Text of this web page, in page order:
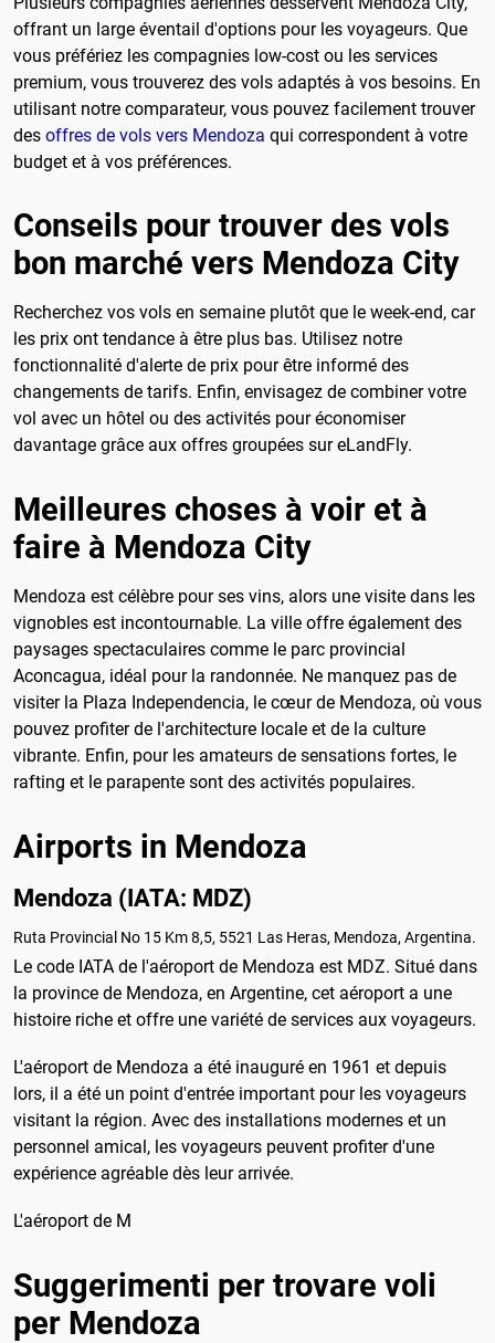
offrant un large éventail d'options pour les voyageurs. Que
vous préfériez les compagnies low-cost ou les services
premium, vous trouverez des vols adaptés à vos besoins. En
utilisant notre comparateur, vous pouvez facilement trouver
des offres de vols vers Mendoza qui correspondent à votre
budget et à vos préférences.
Conseils pour trouver des vols
bon marché vers Mendoza City
Recherchez vos vols en semaine plutôt que le week-end, car
les prix ont tendance à être plus bas. Utilisez notre
fonctionnalité d'alerte de prix pour être informé des
changements de tarifs. Enfin, envisagez de combiner votre
vol avec un hôtel ou des activités pour économiser
davantage grâce aux offres groupées sur eLandFly.
Meilleures choses à voir et à
faire à Mendoza City
Mendoza est célèbre pour ses vins, alors une visite dans les
vignobles est incontournable. La ville offre également des
paysages spectaculaires comme le parc provincial
Aconcagua, idéal pour la randonnée. Ne manquez pas de
visiter la Plaza Independencia, le cœur de Mendoza, où vous
pouvez profiter de l'architecture locale et de la culture
vibrante. Enfin, pour les amateurs de sensations fortes, le
rafting et le parapente sont des activités populaires.
Airports in Mendoza
Mendoza (IATA: MDZ)
Ruta Provincial No 15 Km 8,5, 5521 Las Heras, Mendoza, Argentina.
Le code IATA de l'aéroport de Mendoza est MDZ. Situé dans
la province de Mendoza, en Argentine, cet aéroport a une
histoire riche et offre une variété de services aux voyageurs.
L'aéroport de Mendoza a été inauguré en 1961 et depuis
lors, il a été un point d'entrée important pour les voyageurs
visitant la région. Avec des installations modernes et un
personnel amical, les voyageurs peuvent profiter d'une
expérience agréable dès leur arrivée.
L'aéroport de M
Suggerimenti per trovare voli
per Mendoza